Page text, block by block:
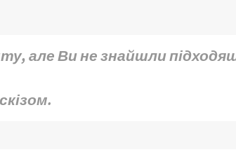
але Ви не знайшли